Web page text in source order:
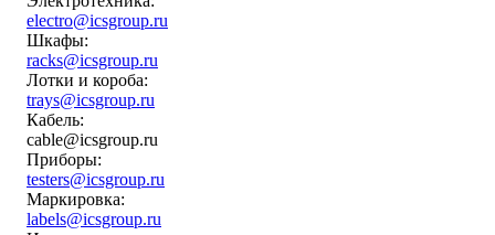
electro@icsgroup.ru
Шкафы:
racks@icsgroup.ru
Лотки и короба:
trays@icsgroup.ru
Кабель:
cable@icsgroup.ru
Приборы:
testers@icsgroup.ru
Маркировка:
labels@icsgroup.ru